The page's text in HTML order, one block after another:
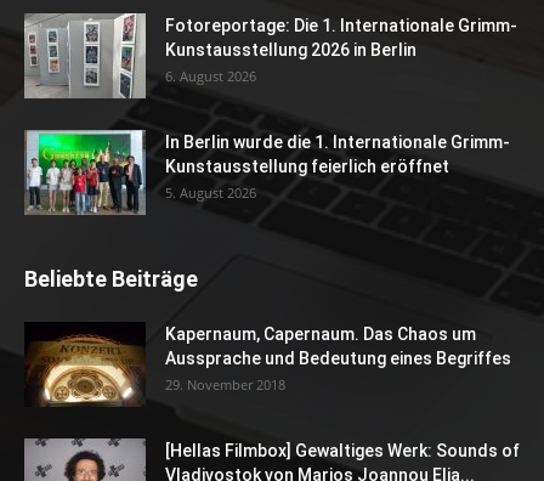
Fotoreportage: Die 1. Internationale Grimm-
Kunstausstellung 2026 in Berlin
6. August 2026
In Berlin wurde die 1. Internationale Grimm-
Kunstausstellung feierlich eröffnet
5. August 2026
Beliebte Beiträge
Kapernaum, Capernaum. Das Chaos um
Aussprache und Bedeutung eines Begriffes
29. November 2018
[Hellas Filmbox] Gewaltiges Werk: Sounds of
Vladivostok von Marios Joannou Elia...